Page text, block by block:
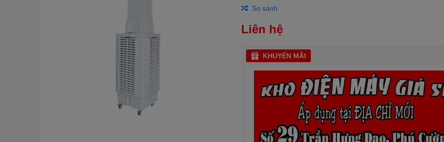
So sánh
Liên hệ
KHUYẾN MÃI